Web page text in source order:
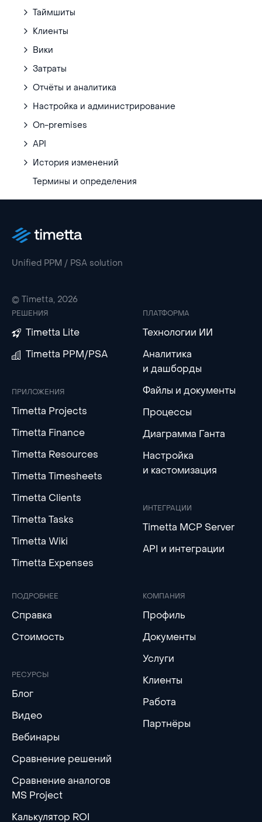
Таймшиты
Клиенты
Вики
Затраты
Отчёты и аналитика
Настройка и администрирование
On-premises
API
История изменений
Термины и определения
Unified PPM / PSA solution
© Timetta, 2026
РЕШЕНИЯ
Timetta Lite
Timetta PPM/PSA
ПРИЛОЖЕНИЯ
Timetta Projects
Timetta Finance
Timetta Resources
Timetta Timesheets
Timetta Clients
Timetta Tasks
Timetta Wiki
Timetta Expenses
ПЛАТФОРМА
Технологии ИИ
Аналитика
и дашборды
Файлы и документы
Процессы
Диаграмма Ганта
Настройка
и кастомизация
ИНТЕГРАЦИИ
Timetta MCP Server
API и интеграции
ПОДРОБНЕЕ
Справка
Стоимость
РЕСУРСЫ
Блог
Видео
Вебинары
Сравнение решений
Сравнение аналогов
MS Project
Калькулятор ROI
КОМПАНИЯ
Профиль
Документы
Услуги
Клиенты
Работа
Партнёры